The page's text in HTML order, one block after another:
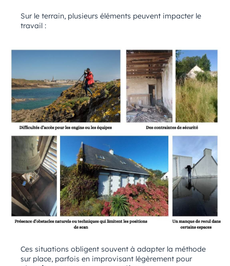
Sur le terrain, plusieurs éléments peuvent impacter le
travail :
Ces situations obligent souvent à adapter la méthode
sur place, parfois en improvisant légèrement pour